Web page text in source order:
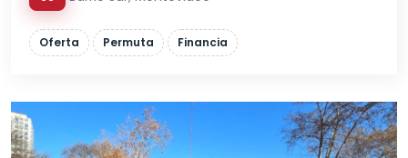
Oferta Permuta Financia